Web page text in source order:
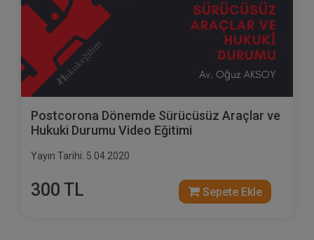
Postcorona Dönemde Sürücüsüz Araçlar ve
Hukuki Durumu Video Eğitimi
Yayın Tarihi: 5.04.2020
300 TL Sepete Ekle